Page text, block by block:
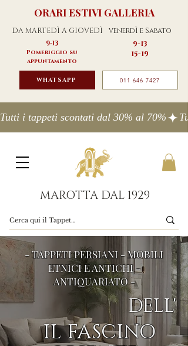
ORARI ESTIVI GALLERIA
DA MARTEDÌ A GIOVEDÌ venerdÌ e Sabato
9-13
Pomeriggio su
appuntamento
9-13
15-19
WHATSAPP 011 646 7427
Tutti i tappeti scontati dal 30% al 70%
MAROTTA DAL 1929
- TAPPETI PERSIANI - MOBILI
ETNICI E ANTICHI -
ANTIQUARIATO -
DELL'
IL FASCINO